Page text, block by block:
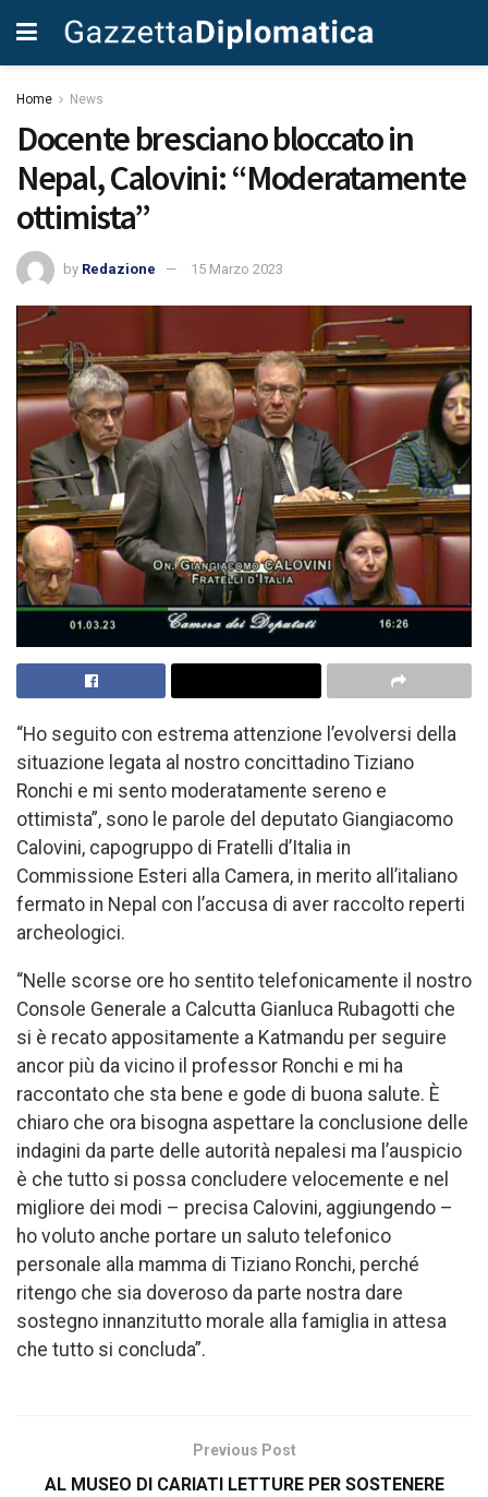
Home News
Docente bresciano bloccato in
Nepal, Calovini: “Moderatamente
ottimista”
by Redazione 15 Marzo 2023
“Ho seguito con estrema attenzione l’evolversi della
situazione legata al nostro concittadino Tiziano
Ronchi e mi sento moderatamente sereno e
ottimista”, sono le parole del deputato Giangiacomo
Calovini, capogruppo di Fratelli d’Italia in
Commissione Esteri alla Camera, in merito all’italiano
fermato in Nepal con l’accusa di aver raccolto reperti
archeologici.
“Nelle scorse ore ho sentito telefonicamente il nostro
Console Generale a Calcutta Gianluca Rubagotti che
si è recato appositamente a Katmandu per seguire
ancor più da vicino il professor Ronchi e mi ha
raccontato che sta bene e gode di buona salute. È
chiaro che ora bisogna aspettare la conclusione delle
indagini da parte delle autorità nepalesi ma l’auspicio
è che tutto si possa concludere velocemente e nel
migliore dei modi – precisa Calovini, aggiungendo –
ho voluto anche portare un saluto telefonico
personale alla mamma di Tiziano Ronchi, perché
ritengo che sia doveroso da parte nostra dare
sostegno innanzitutto morale alla famiglia in attesa
che tutto si concluda”.
Previous Post
AL MUSEO DI CARIATI LETTURE PER SOSTENERE